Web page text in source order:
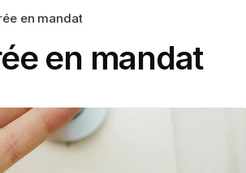
en mandat
en mandat